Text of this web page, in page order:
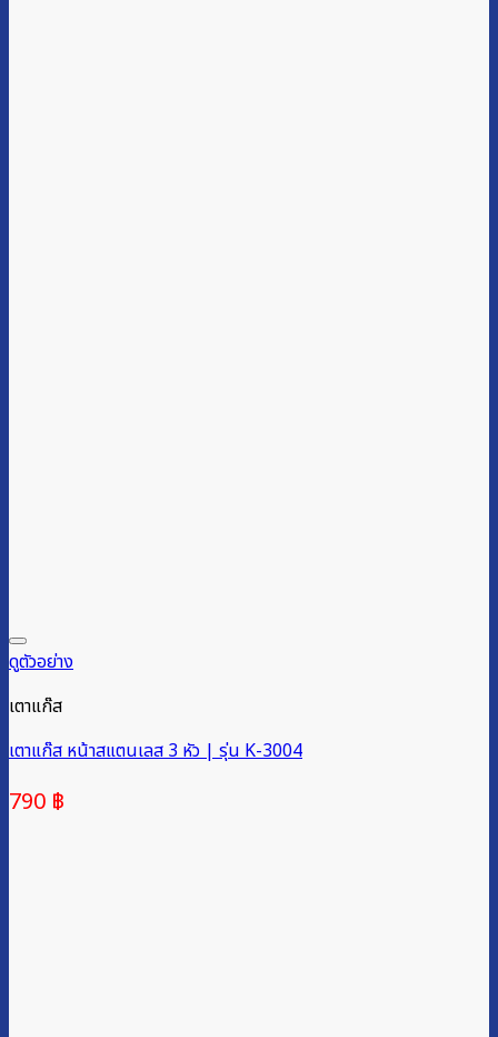
ดูตัวอย่าง
เตาแก๊ส
เตาแก๊ส หน้าสแตนเลส 3 หัว | รุ่น K-3004
790 ฿